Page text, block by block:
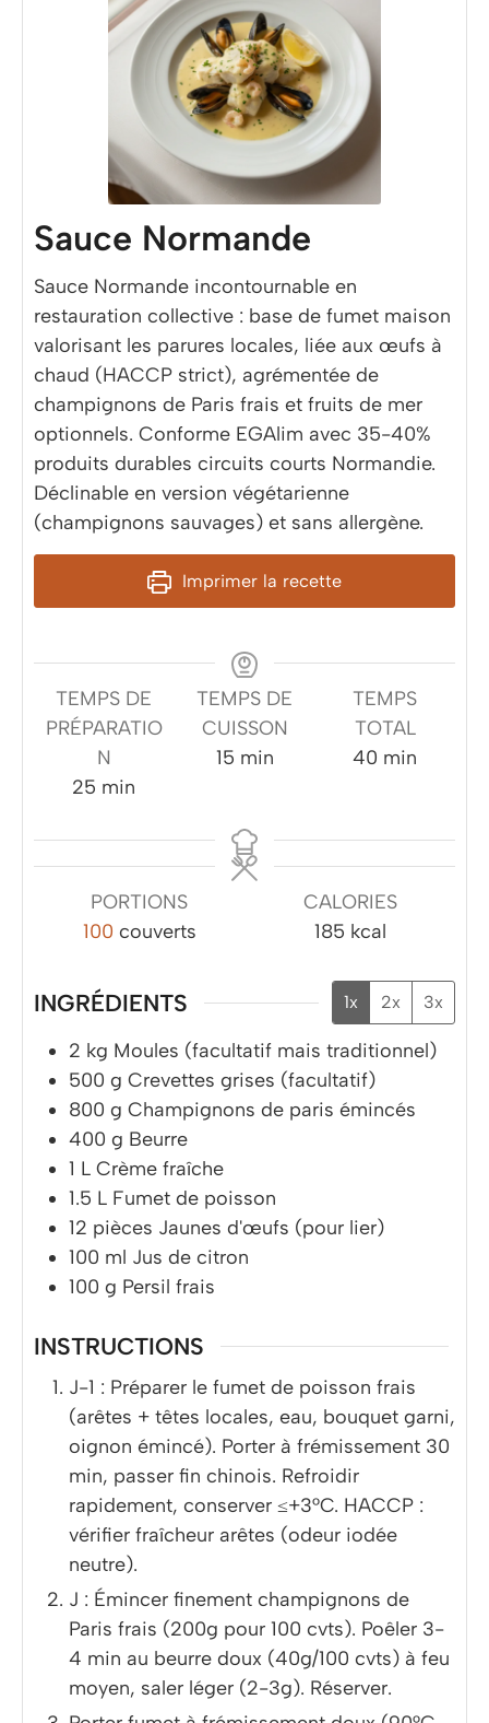
Sauce Normande
Sauce Normande incontournable en
restauration collective : base de fumet maison
valorisant les parures locales, liée aux œufs à
chaud (HACCP strict), agrémentée de
champignons de Paris frais et fruits de mer
optionnels. Conforme EGAlim avec 35-40%
produits durables circuits courts Normandie.
Déclinable en version végétarienne
(champignons sauvages) et sans allergène.
Imprimer la recette
TEMPS DE
PRÉPARATIO
N
25 minutes
min
TEMPS DE
CUISSON
15minutes
min
TEMPS
TOTAL
40 minutes
min
PORTIONS
100 couverts
CALORIES
185 kcal
INGRÉDIENTS 1x 2x 3x
2 kg Moules (facultatif mais traditionnel)
500 g Crevettes grises (facultatif)
800 g Champignons de paris émincés
400 g Beurre
1 L Crème fraîche
1.5 L Fumet de poisson
12 pièces Jaunes d'œufs (pour lier)
100 ml Jus de citron
100 g Persil frais
INSTRUCTIONS
J-1 : Préparer le fumet de poisson frais
(arêtes + têtes locales, eau, bouquet garni,
oignon émincé). Porter à frémissement 30
min, passer fin chinois. Refroidir
rapidement, conserver ≤+3°C. HACCP :
vérifier fraîcheur arêtes (odeur iodée
neutre).
J : Émincer finement champignons de
Paris frais (200g pour 100 cvts). Poêler 3-
4 min au beurre doux (40g/100 cvts) à feu
moyen, saler léger (2-3g). Réserver.